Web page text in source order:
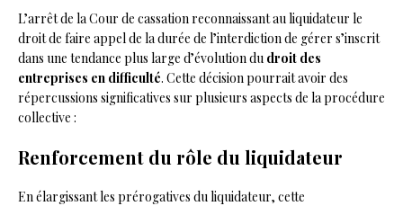
L’arrêt de la Cour de cassation reconnaissant au liquidateur le
droit de faire appel de la durée de l’interdiction de gérer s’inscrit
dans une tendance plus large d’évolution du droit des
entreprises en difficulté. Cette décision pourrait avoir des
répercussions significatives sur plusieurs aspects de la procédure
collective :
Renforcement du rôle du liquidateur
En élargissant les prérogatives du liquidateur, cette